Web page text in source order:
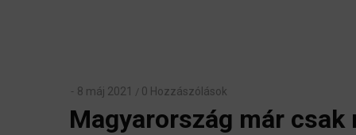
8 máj 2021 / 0 Hozzászólások
Magyarország már